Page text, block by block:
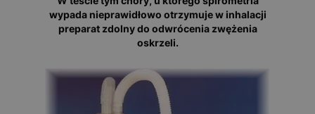
wypada nieprawidłowo otrzymuje w inhalacji
preparat zdolny do odwrócenia zwężenia
oskrzeli.